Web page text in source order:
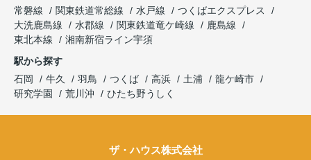
常磐線
関東鉄道常総線 水戸線
つくばエクスプレス
大洗鹿島線
水郡線 関東鉄道竜ケ崎線
鹿島線
東北本線
湘南新宿ライン宇須
駅から探す
石岡
牛久 羽鳥 つくば 高浜 土浦
龍ケ崎市
研究学園
荒川沖 ひたち野うしく
ザ・ハウス株式会社